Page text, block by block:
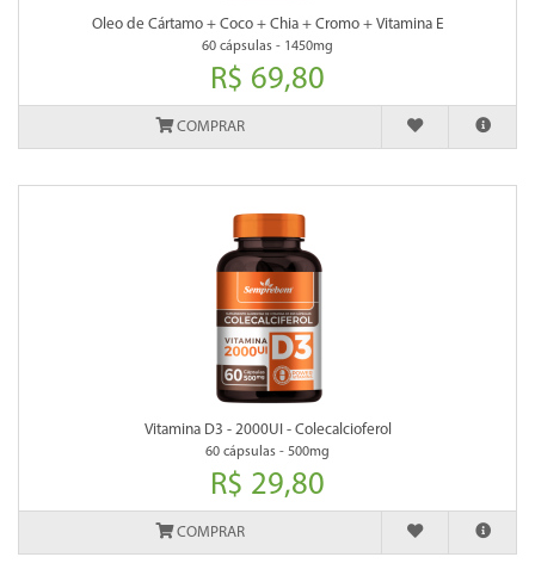
Oleo de Cártamo + Coco + Chia + Cromo + Vitamina E
60 cápsulas - 1450mg
R$ 69,80
COMPRAR
Vitamina D3 - 2000UI - Colecalcioferol
60 cápsulas - 500mg
R$ 29,80
COMPRAR